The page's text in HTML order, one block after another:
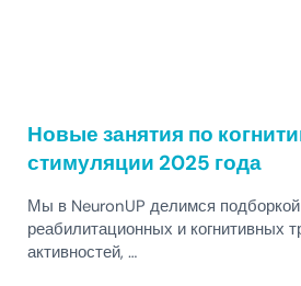
Новые занятия по
стимуляции 2025 года
Мы в NeuronUP делимся
реабилитационных и когнитивных
активностей, …